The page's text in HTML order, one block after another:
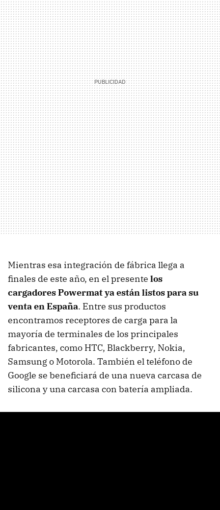
Mientras esa integración de fábrica llega a
finales de este año, en el presente los
cargadores Powermat ya están listos para su
venta en España. Entre sus productos
encontramos receptores de carga para la
mayoría de terminales de los principales
fabricantes, como HTC, Blackberry, Nokia,
Samsung o Motorola. También el teléfono de
Google se beneficiará de una nueva carcasa de
silicona y una carcasa con batería ampliada.